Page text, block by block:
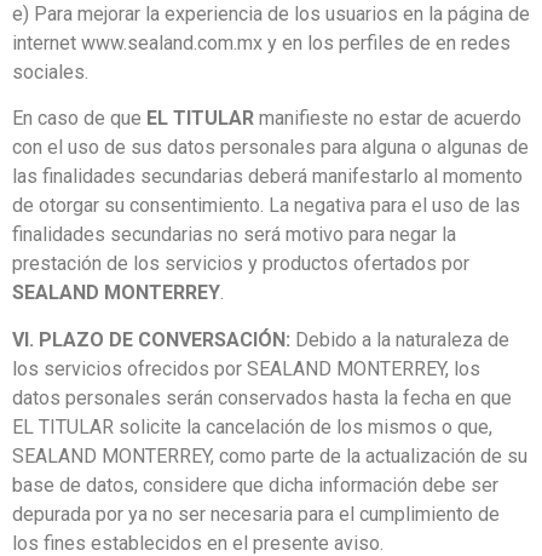
e) Para mejorar la experiencia de los usuarios en la página de
internet www.sealand.com.mx y en los perfiles de en redes
sociales.
En caso de que EL TITULAR manifieste no estar de acuerdo
con el uso de sus datos personales para alguna o algunas de
las finalidades secundarias deberá manifestarlo al momento
de otorgar su consentimiento. La negativa para el uso de las
finalidades secundarias no será motivo para negar la
prestación de los servicios y productos ofertados por
SEALAND MONTERREY.
VI. PLAZO DE CONVERSACIÓN: Debido a la naturaleza de
los servicios ofrecidos por SEALAND MONTERREY, los
datos personales serán conservados hasta la fecha en que
EL TITULAR solicite la cancelación de los mismos o que,
SEALAND MONTERREY, como parte de la actualización de su
base de datos, considere que dicha información debe ser
depurada por ya no ser necesaria para el cumplimiento de
los fines establecidos en el presente aviso.